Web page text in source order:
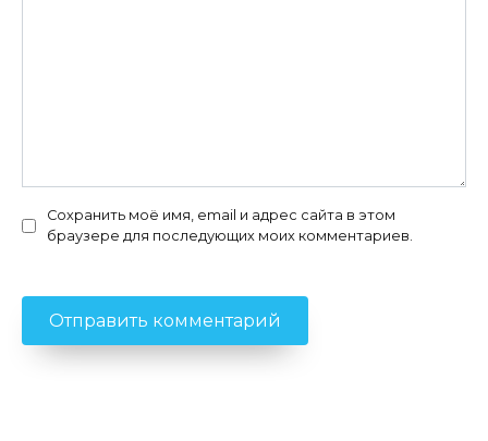
Сохранить моё имя, email и адрес сайта в этом
браузере для последующих моих комментариев.